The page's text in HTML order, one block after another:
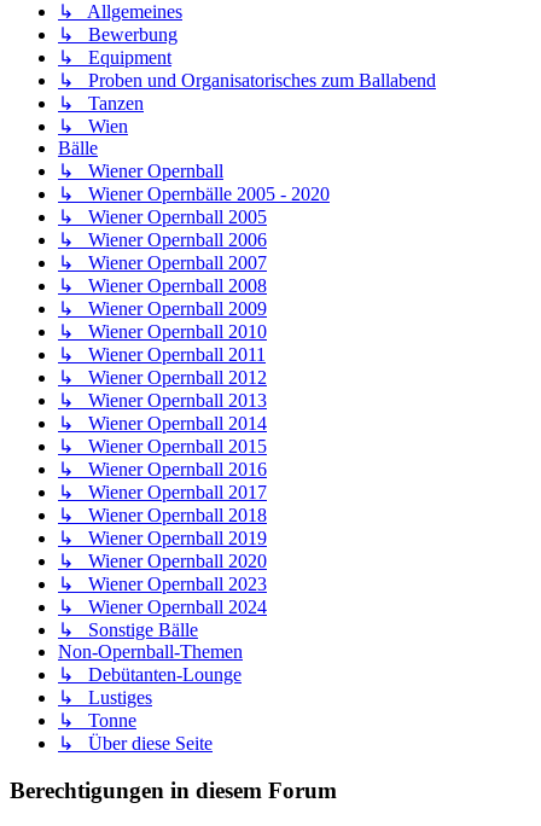
↳ Allgemeines
↳ Bewerbung
↳ Equipment
↳ Proben und Organisatorisches zum Ballabend
↳ Tanzen
↳ Wien
Bälle
↳ Wiener Opernball
↳ Wiener Opernbälle 2005 - 2020
↳ Wiener Opernball 2005
↳ Wiener Opernball 2006
↳ Wiener Opernball 2007
↳ Wiener Opernball 2008
↳ Wiener Opernball 2009
↳ Wiener Opernball 2010
↳ Wiener Opernball 2011
↳ Wiener Opernball 2012
↳ Wiener Opernball 2013
↳ Wiener Opernball 2014
↳ Wiener Opernball 2015
↳ Wiener Opernball 2016
↳ Wiener Opernball 2017
↳ Wiener Opernball 2018
↳ Wiener Opernball 2019
↳ Wiener Opernball 2020
↳ Wiener Opernball 2023
↳ Wiener Opernball 2024
↳ Sonstige Bälle
Non-Opernball-Themen
↳ Debütanten-Lounge
↳ Lustiges
↳ Tonne
↳ Über diese Seite
Berechtigungen in diesem Forum